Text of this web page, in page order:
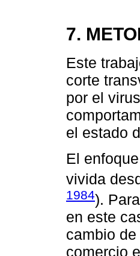
7.
Este
corte
por el
el estado
El
vivida
1984).
en este
cambio
comercio